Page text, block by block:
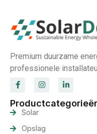
Premium duurzame
professionele
Solar
Opslag